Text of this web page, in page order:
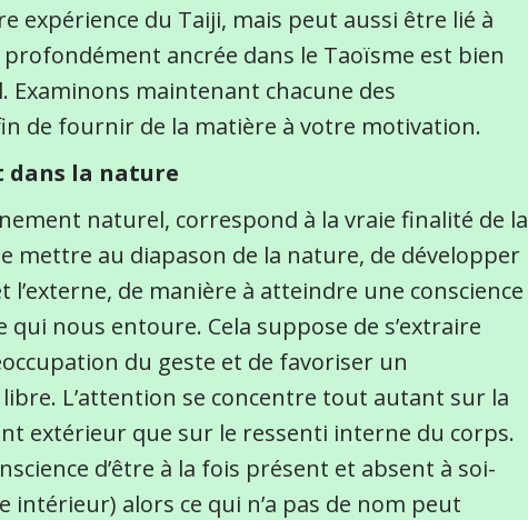
expérience du Taiji, mais peut aussi être lié à
ancrée dans le Taoïsme est bien
Examinons maintenant chacune des
de fournir de la matière à votre motivation.
dans la nature
naturel, correspond à la vraie finalité de la
mettre au diapason de la nature, de développer
l’externe, de manière à atteindre une conscience
nous entoure. Cela suppose de s’extraire
du geste et de favoriser un
L’attention se concentre tout autant sur la
extérieur que sur le ressenti interne du corps.
d’être à la fois présent et absent à soi-
intérieur) alors ce qui n’a pas de nom peut